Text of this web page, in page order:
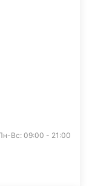
Вс: 09:00 - 21:00